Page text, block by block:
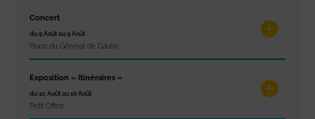
Concert
du 9 Août au 9 Août
Place du Général de Gaulle
Exposition « Itinéraires »
du 10 Août au 16 Août
Petit Office